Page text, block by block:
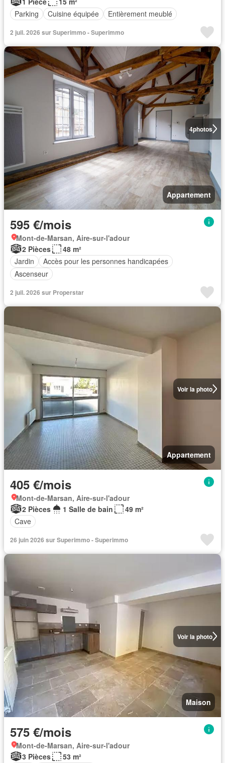
Parking
Cuisine équipée Entièrement meublé
2 juil. 2026 sur Superimmo - Superimmo
4photos
Appartement
595 €/mois
Mont-de-Marsan, Aire-sur-l'adour
2 Pièces
48 m²
Jardin
Accès pour les personnes handicapées
Ascenseur
2 juil. 2026 sur Properstar
Voir la photo
Appartement
405 €/mois
Mont-de-Marsan, Aire-sur-l'adour
2 Pièces
1 Salle de bain
49 m²
Cave
26 juin 2026 sur Superimmo - Superimmo
Voir la photo
Maison
575 €/mois
Mont-de-Marsan, Aire-sur-l'adour
3 Pièces
53 m²